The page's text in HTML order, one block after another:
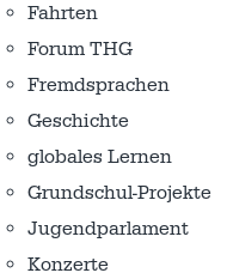
Fahrten
Forum THG
Fremdsprachen
Geschichte
globales Lernen
Grundschul-Projekte
Jugendparlament
Konzerte